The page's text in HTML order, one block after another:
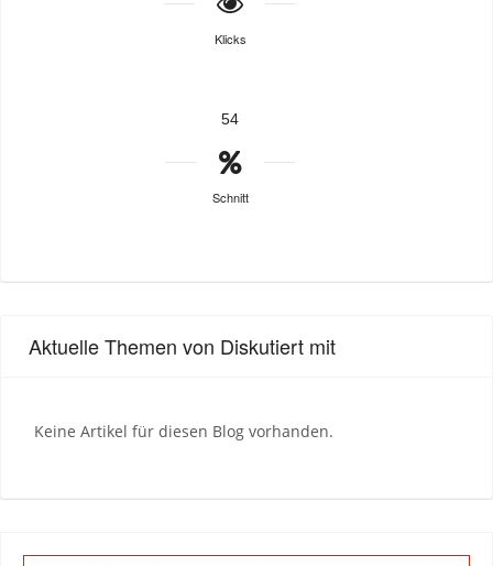
Klicks
54
Schnitt
Aktuelle Themen von Diskutiert mit
Keine Artikel für diesen Blog vorhanden.